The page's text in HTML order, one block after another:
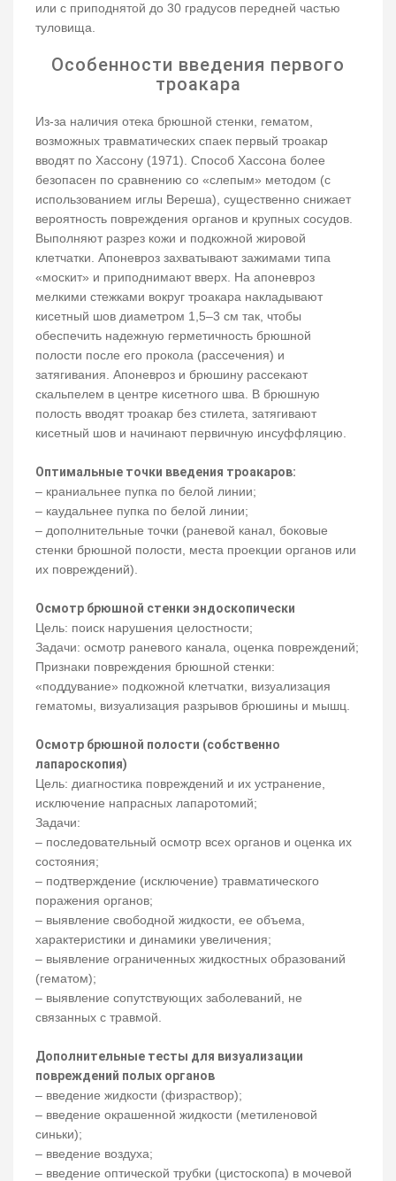
или с приподнятой до 30 градусов передней частью
туловища.
Особенности введения первого
троакара
Из-за наличия отека брюшной стенки, гематом,
возможных травматических спаек первый троакар
вводят по Хассону (1971). Способ Хассона более
безопасен по сравнению со «слепым» методом (с
использованием иглы Вереша), существенно снижает
вероятность повреждения органов и крупных сосудов.
Выполняют разрез кожи и подкожной жировой
клетчатки. Апоневроз захватывают зажимами типа
«москит» и приподнимают вверх. На апоневроз
мелкими стежками вокруг троакара накладывают
кисетный шов диаметром 1,5–3 см так, чтобы
обеспечить надежную герметичность брюшной
полости после его прокола (рассечения) и
затягивания. Апоневроз и брюшину рассекают
скальпелем в центре кисетного шва. В брюшную
полость вводят троакар без стилета, затягивают
кисетный шов и начинают первичную инсуффляцию.
Оптимальные точки введения троакаров:
– краниальнее пупка по белой линии;
– каудальнее пупка по белой линии;
– дополнительные точки (раневой канал, боковые
стенки брюшной полости, места проекции органов или
их повреждений).
Осмотр брюшной стенки эндоскопически
Цель: поиск нарушения целостности;
Задачи: осмотр раневого канала, оценка повреждений;
Признаки повреждения брюшной стенки:
«поддувание» подкожной клетчатки, визуализация
гематомы, визуализация разрывов брюшины и мышц.
Осмотр брюшной полости (собственно
лапароскопия)
Цель: диагностика повреждений и их устранение,
исключение напрасных лапаротомий;
Задачи:
– последовательный осмотр всех органов и оценка их
состояния;
– подтверждение (исключение) травматического
поражения органов;
– выявление свободной жидкости, ее объема,
характеристики и динамики увеличения;
– выявление ограниченных жидкостных образований
(гематом);
– выявление сопутствующих заболеваний, не
связанных с травмой.
Дополнительные тесты для визуализации
повреждений полых органов
– введение жидкости (физраствор);
– введение окрашенной жидкости (метиленовой
синьки);
– введение воздуха;
– введение оптической трубки (цистоскопа) в мочевой